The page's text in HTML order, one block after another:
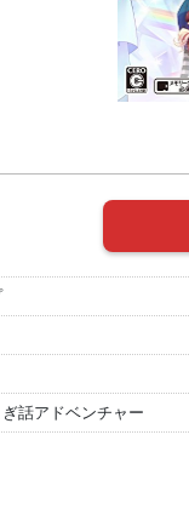
話アドベンチャー